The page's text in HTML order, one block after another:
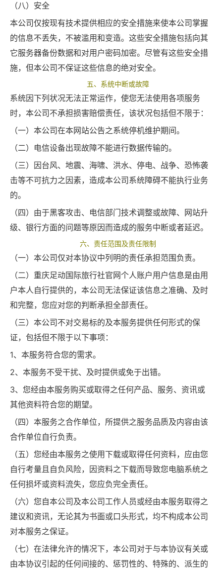
（八）安全
本公司仅按现有技术提供相应的安全措施来使本公司掌握
的信息不丢失，不被滥用和变造。这些安全措施包括向其
它服务器备份数据和对用户密码加密。尽管有这些安全措
施，但本公司不保证这些信息的绝对安全。
五、系统中断或故障
系统因下列状况无法正常运作，使您无法使用各项服务
时，本公司不承担损害赔偿责任，该状况包括但不限于：
（一）本公司在本网站公告之系统停机维护期间。
（二）电信设备出现故障不能进行数据传输的。
（三）因台风、地震、海啸、洪水、停电、战争、恐怖袭
击等不可抗力之因素，造成本公司系统障碍不能执行业务
的。
（四）由于黑客攻击、电信部门技术调整或故障、网站升
级、银行方面的问题等原因而造成的服务中断或者延迟。
六、责任范围及责任限制
（一）本公司仅对本协议中列明的责任承担范围负责。
（二）重庆足动国际旅行社官网个人账户用户信息是由用
户本人自行提供的，本公司无法保证该信息之准确、及时
和完整，您应对您的判断承担全部责任。
（三）本公司不对交易标的及本服务提供任何形式的保
证，包括但不限于以下事项：
1、本服务符合您的需求。
2、本服务不受干扰、及时提供或免于出错。
3、您经由本服务购买或取得之任何产品、服务、资讯或
其他资料符合您的期望。
（四）本服务之合作单位，所提供之服务品质及内容由该
合作单位自行负责。
（五）您经由本服务之使用下载或取得任何资料，应由您
自行考量且自负风险，因资料之下载而导致您电脑系统之
任何损坏或资料流失，您应负完全责任。
（六）您自本公司及本公司工作人员或经由本服务取得之
建议和资讯，无论其为书面或口头形式，均不构成本公司
对本服务之保证。
（七）在法律允许的情况下，本公司对于与本协议有关或
由本协议引起的任何间接的、惩罚性的、特殊的、派生的